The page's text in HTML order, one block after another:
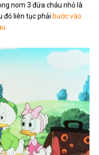
nom 3 đứa cháu nhỏ là
đó liên tục phải bước vào